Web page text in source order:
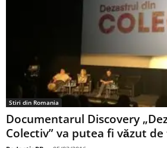
Stiri din Romania
Documentarul Discovery
Colectiv” va putea fi văzut de